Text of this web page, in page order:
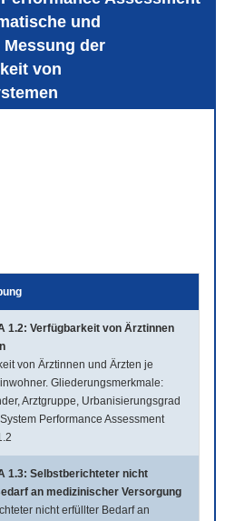
(Volltextsuche)
einbeziehen
und
der
von
1.2: Verfügbarkeit von Ärztinnen
von Ärztinnen und Ärzten je
Gliederungsmerkmale:
Arztgruppe, Urbanisierungsgrad
Performance Assessment
1.3: Selbstberichteter nicht
an medizinischer Versorgung
nicht erfüllter Bedarf an